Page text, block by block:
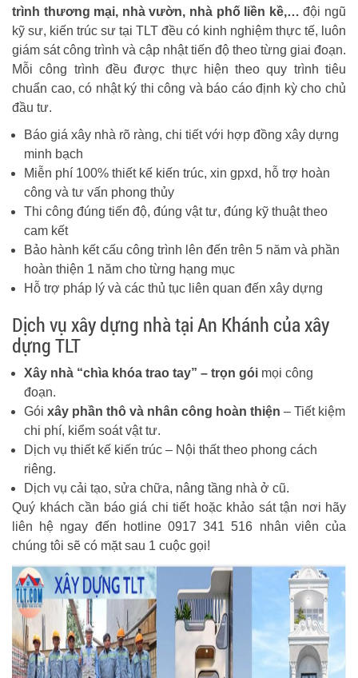
trình thương mại, nhà vườn, nhà phố liền kề,… đội ngũ
kỹ sư, kiến trúc sư tại TLT đều có kinh nghiệm thực tế, luôn
giám sát công trình và cập nhật tiến độ theo từng giai đoạn.
Mỗi công trình đều được thực hiện theo quy trình tiêu
chuẩn cao, có nhật ký thi công và báo cáo định kỳ cho chủ
đầu tư.
Báo giá xây nhà rõ ràng, chi tiết với hợp đồng xây dựng
minh bạch
Miễn phí 100% thiết kế kiến trúc, xin gpxd, hỗ trợ hoàn
công và tư vấn phong thủy
Thi công đúng tiến độ, đúng vật tư, đúng kỹ thuật theo
cam kết
Bảo hành kết cấu công trình lên đến trên 5 năm và phần
hoàn thiện 1 năm cho từng hạng mục
Hỗ trợ pháp lý và các thủ tục liên quan đến xây dựng
Dịch vụ xây dựng nhà tại An Khánh của xây
dựng TLT
Xây nhà “chìa khóa trao tay” – trọn gói mọi công
đoạn.
Gói xây phần thô và nhân công hoàn thiện – Tiết kiệm
chi phí, kiểm soát vật tư.
Dịch vụ thiết kế kiến trúc – Nội thất theo phong cách
riêng.
Dịch vụ cải tạo, sửa chữa, nâng tầng nhà ở cũ.
Quý khách cần báo giá chi tiết hoặc khảo sát tận nơi hãy
liên hệ ngay đến hotline 0917 341 516 nhân viên của
chúng tôi sẽ có mặt sau 1 cuộc gọi!